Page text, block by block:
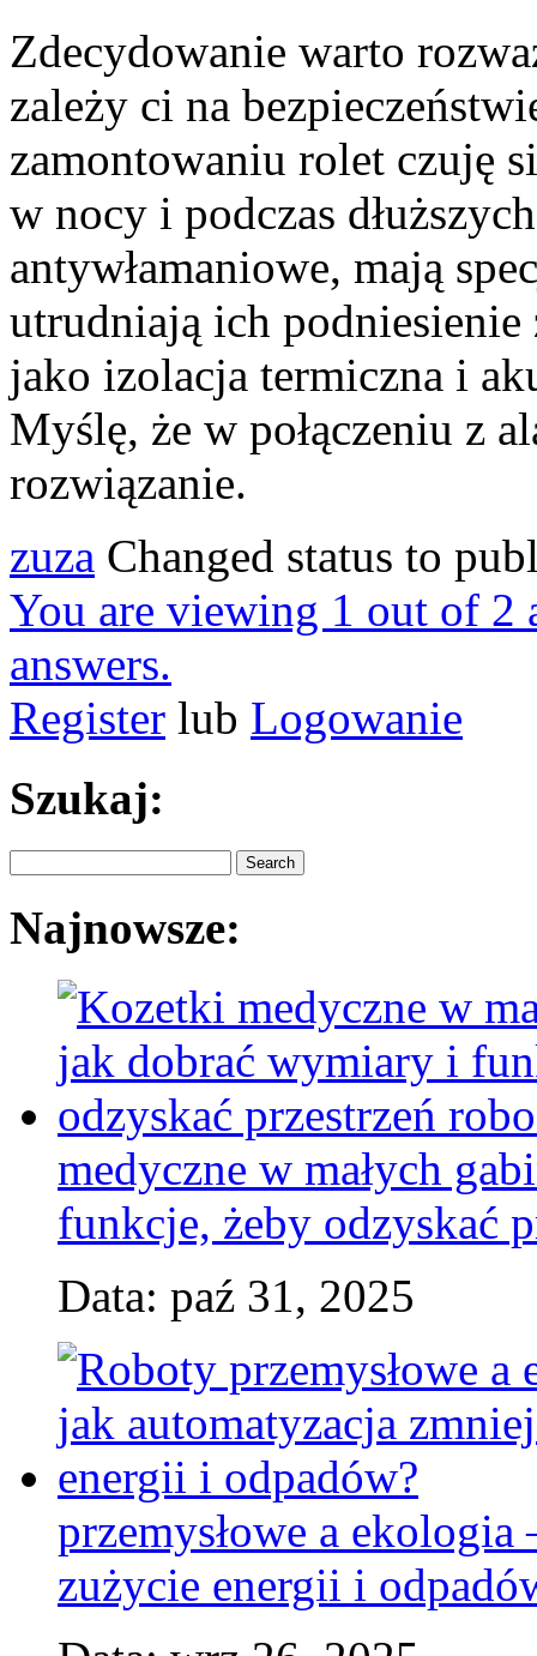
Zdecydowanie warto
zależy ci na
zamontowaniu rolet czuję
w nocy i podczas
antywłamaniowe, mają
utrudniają ich podniesienie
jako izolacja termiczna i
Myślę, że w połączeniu z
rozwiązanie.
zuza Changed status to
You are viewing 1 out of 2
answers.
Register lub Logowanie
Szukaj:
Najnowsze:
medyczne w małych
funkcje, żeby odzyskać
Data: paź 31, 2025
przemysłowe a
zużycie energii i